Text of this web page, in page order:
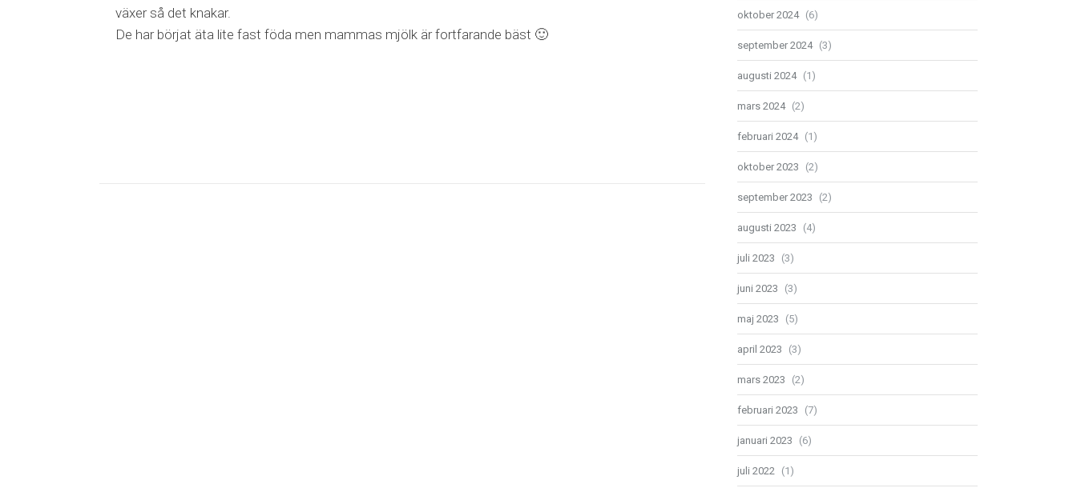
växer så det knakar.
De har börjat äta lite fast föda men mammas mjölk är fortfarande bäst 🙂
oktober 2024 (6)
september 2024 (3)
augusti 2024 (1)
mars 2024 (2)
februari 2024 (1)
oktober 2023 (2)
september 2023 (2)
augusti 2023 (4)
juli 2023 (3)
juni 2023 (3)
maj 2023 (5)
april 2023 (3)
mars 2023 (2)
februari 2023 (7)
januari 2023 (6)
juli 2022 (1)